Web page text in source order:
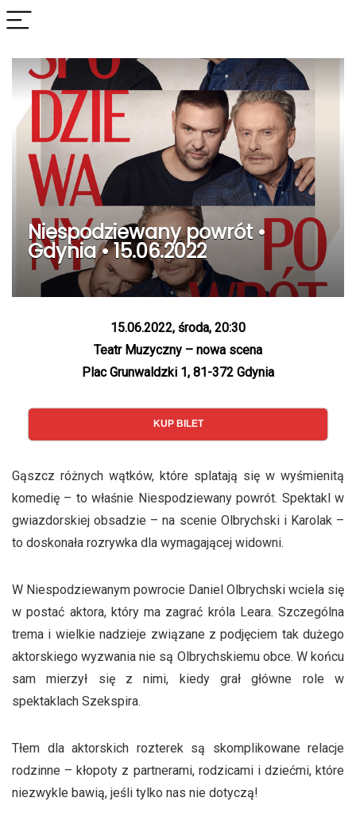
Niespodziewany powrót •
Gdynia • 15.06.2022
15.06.2022, środa, 20:30
Teatr Muzyczny – nowa scena
Plac Grunwaldzki 1, 81-372 Gdynia
KUP BILET
Gąszcz różnych wątków, które splatają się w wyśmienitą
komedię – to właśnie Niespodziewany powrót. Spektakl w
gwiazdorskiej obsadzie – na scenie Olbrychski i Karolak –
to doskonała rozrywka dla wymagającej widowni.
W Niespodziewanym powrocie Daniel Olbrychski wciela się
w postać aktora, który ma zagrać króla Leara. Szczególna
trema i wielkie nadzieje związane z podjęciem tak dużego
aktorskiego wyzwania nie są Olbrychskiemu obce. W końcu
sam mierzył się z nimi, kiedy grał główne role w
spektaklach Szekspira.
Tłem dla aktorskich rozterek są skomplikowane relacje
rodzinne – kłopoty z partnerami, rodzicami i dziećmi, które
niezwykle bawią, jeśli tylko nas nie dotyczą!